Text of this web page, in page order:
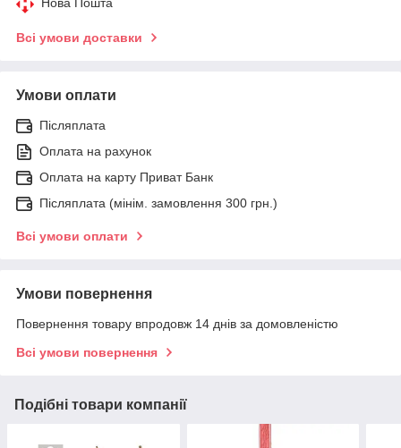
Всі умови доставки
Умови оплати
Післяплата
Оплата на рахунок
Оплата на карту Приват Банк
Післяплата (мінім. замовлення 300 грн.)
Всі умови оплати
Умови повернення
Повернення товару впродовж 14 днів за домовленістю
Всі умови повернення
Подібні товари компанії